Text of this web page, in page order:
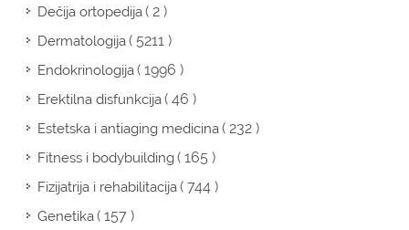
Dečija ortopedija( 2 )
Dermatologija( 5211 )
Endokrinologija( 1996 )
Erektilna disfunkcija( 46 )
Estetska i antiaging medicina( 232 )
Fitness i bodybuilding( 165 )
Fizijatrija i rehabilitacija( 744 )
Genetika( 157 )